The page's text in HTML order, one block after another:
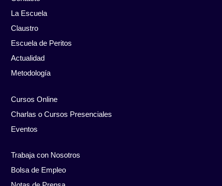
La Escuela
Claustro
Escuela de Peritos
Actualidad
Metodología
Cursos Online
Charlas o Cursos Presenciales
Eventos
Trabaja con Nosotros
Bolsa de Empleo